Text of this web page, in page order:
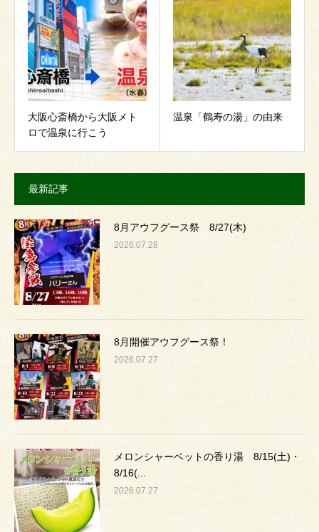
大阪心斎橋から大阪メト
ロで温泉に行こう
温泉「鶴寿の湯」の由来
最新記事
8月アウフグース祭 8/27(木)
2026.07.28
8月開催アウフグース祭！
2026.07.27
メロンシャーベットの香り湯 8/15(土)・
8/16(...
2026.07.27